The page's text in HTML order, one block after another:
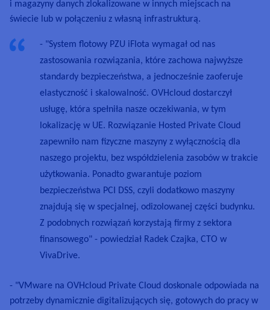
i magazyny danych zlokalizowane w innych miejscach na
świecie lub w połączeniu z własną infrastrukturą.
- "System flotowy PZU iFlota wymagał od nas
zastosowania rozwiązania, które zachowa najwyższe
standardy bezpieczeństwa, a jednocześnie zaoferuje
elastyczność i skalowalność. OVHcloud dostarczył
usługę, która spełniła nasze oczekiwania, w tym
lokalizację w UE. Rozwiązanie Hosted Private Cloud
zapewniło nam fizyczne maszyny z wyłącznością dla
naszego projektu, bez współdzielenia zasobów w trakcie
użytkowania. Ponadto gwarantuje poziom
bezpieczeństwa PCI DSS, czyli dodatkowo maszyny
znajdują się w specjalnej, odizolowanej części budynku.
Z podobnych rozwiązań korzystają firmy z sektora
finansowego" - powiedział Radek Czajka, CTO w
VivaDrive.
- "VMware na OVHcloud Private Cloud doskonale odpowiada na
potrzeby dynamicznie digitalizujących się, gotowych do pracy w